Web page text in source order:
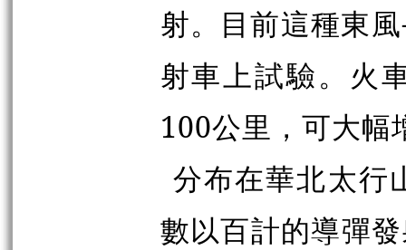
射。目前這種東
射車上試驗。火
100公里，可大幅
分布在華北太行
數以百計的導彈